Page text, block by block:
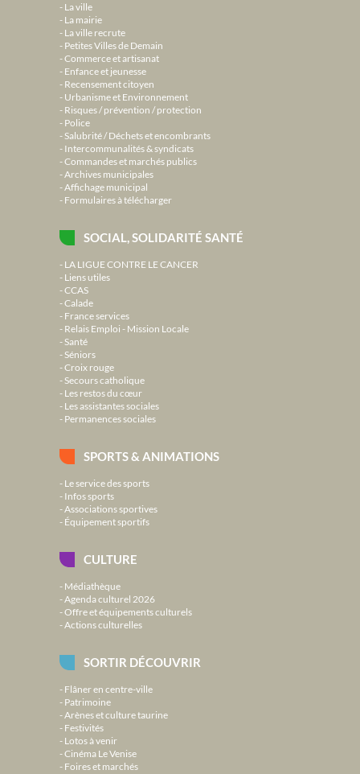
La ville
La mairie
La ville recrute
Petites Villes de Demain
Commerce et artisanat
Enfance et jeunesse
Recensement citoyen
Urbanisme et Environnement
Risques / prévention / protection
Police
Salubrité / Déchets et encombrants
Intercommunalités & syndicats
Commandes et marchés publics
Archives municipales
Affichage municipal
Formulaires à télécharger
SOCIAL, SOLIDARITÉ SANTÉ
LA LIGUE CONTRE LE CANCER
Liens utiles
CCAS
Calade
France services
Relais Emploi - Mission Locale
Santé
Séniors
Croix rouge
Secours catholique
Les restos du cœur
Les assistantes sociales
Permanences sociales
SPORTS & ANIMATIONS
Le service des sports
Infos sports
Associations sportives
Équipement sportifs
CULTURE
Médiathèque
Agenda culturel 2026
Offre et équipements culturels
Actions culturelles
SORTIR DÉCOUVRIR
Flâner en centre-ville
Patrimoine
Arènes et culture taurine
Festivités
Lotos à venir
Cinéma Le Venise
Foires et marchés